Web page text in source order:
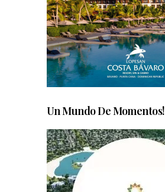
Un Mundo De Momentos!